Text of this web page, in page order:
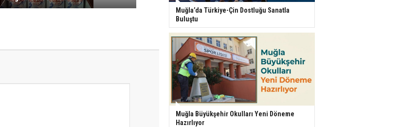
Muğla’da Türkiye-Çin Dostluğu Sanatla
Buluştu
Muğla Büyükşehir Okulları Yeni Döneme
Hazırlıyor